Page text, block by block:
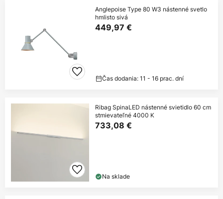
Anglepoise Type 80 W3 nástenné svetlo
hmlisto sivá
449,97 €
Čas dodania: 11 - 16 prac. dní
Ribag SpinaLED nástenné svietidlo 60 cm
stmievateľné 4000 K
733,08 €
Na sklade